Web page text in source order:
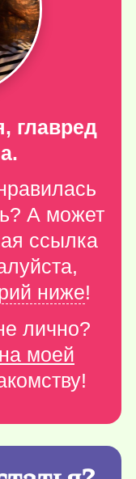
главред
А может
ссылка
ниже!
лично?
на моей